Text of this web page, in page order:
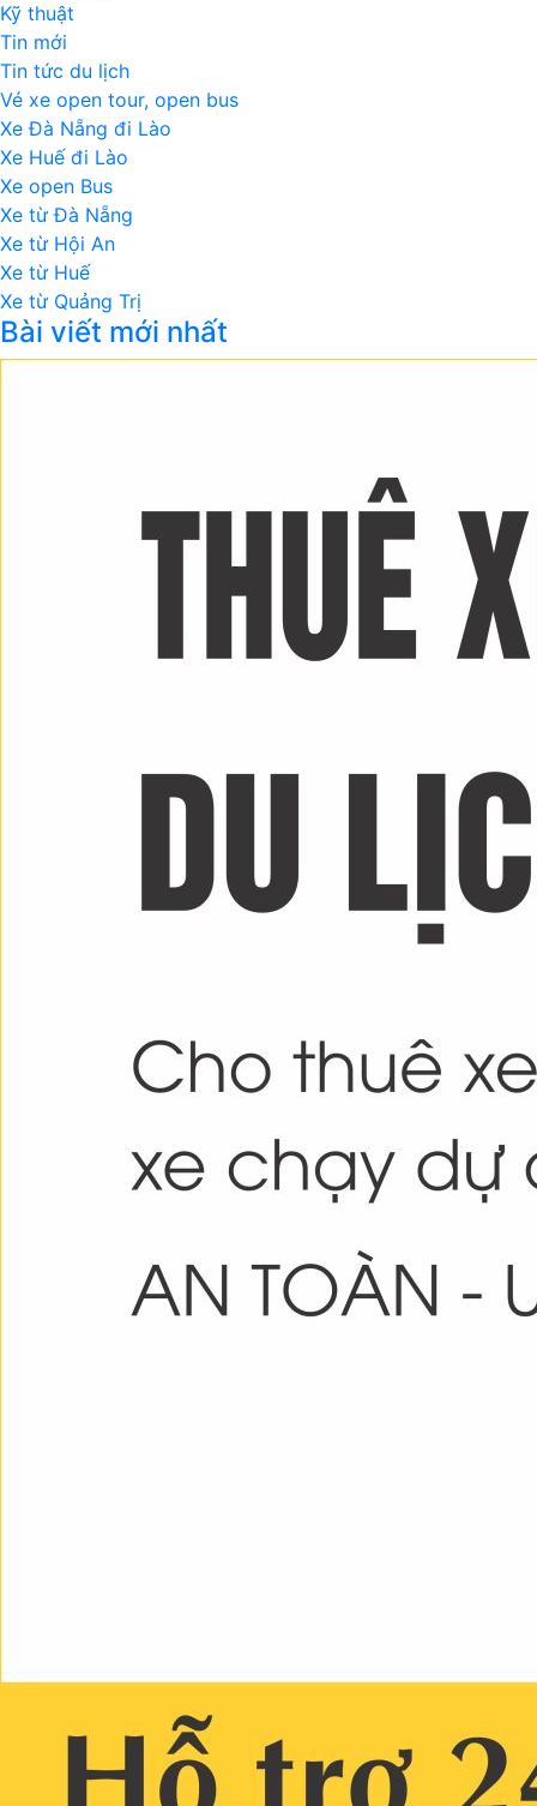
Kỹ thuật
Tin mới
Tin tức du lịch
Vé xe open tour, open bus
Xe Đà Nẵng đi Lào
Xe Huế đi Lào
Xe open Bus
Xe từ Đà Nẵng
Xe từ Hội An
Xe từ Huế
Xe từ Quảng Trị
Bài viết mới nhất